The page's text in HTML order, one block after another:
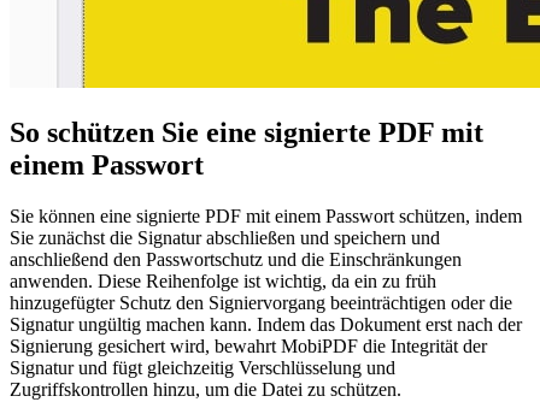
So schützen Sie eine signierte PDF mit
einem Passwort
Sie können eine signierte PDF mit einem Passwort schützen, indem
Sie zunächst die Signatur abschließen und speichern und
anschließend den Passwortschutz und die Einschränkungen
anwenden. Diese Reihenfolge ist wichtig, da ein zu früh
hinzugefügter Schutz den Signiervorgang beeinträchtigen oder die
Signatur ungültig machen kann. Indem das Dokument erst nach der
Signierung gesichert wird, bewahrt MobiPDF die Integrität der
Signatur und fügt gleichzeitig Verschlüsselung und
Zugriffskontrollen hinzu, um die Datei zu schützen.